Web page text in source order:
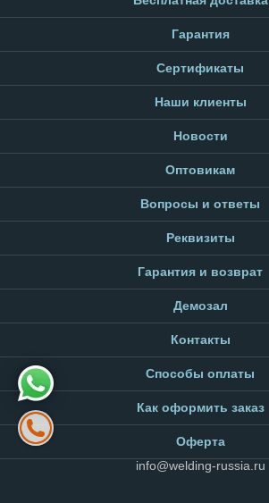
Гарантия
Сертификаты
Наши клиенты
Новости
Оптовикам
Вопросы и ответы
Реквизиты
Гарантия и возврат
Демозал
Контакты
Способы оплаты
Как оформить заказ
Оферта
info@welding-russia.ru